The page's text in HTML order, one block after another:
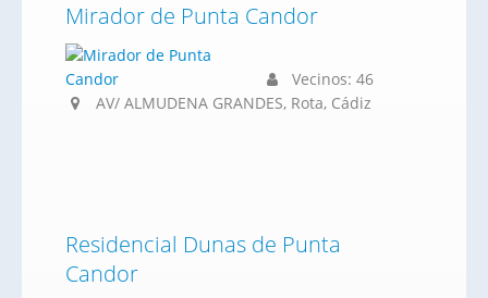
Mirador de Punta Candor
Vecinos: 46
AV/ ALMUDENA GRANDES, Rota, Cádiz
Residencial Dunas de Punta
Candor